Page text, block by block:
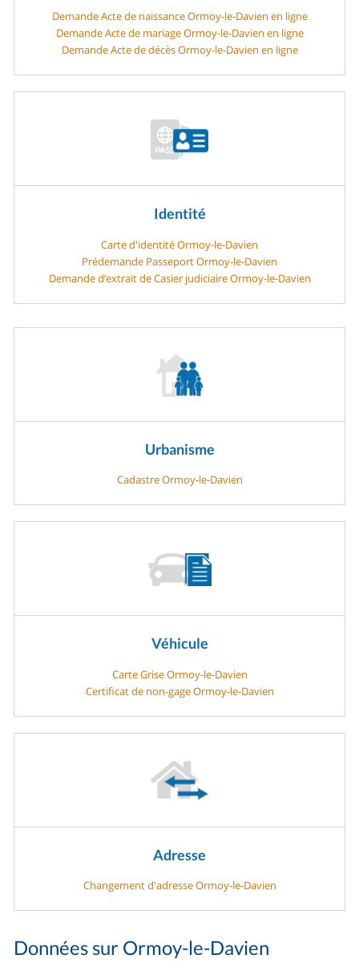
Demande Acte de naissance Ormoy-le-Davien en ligne
Demande Acte de mariage Ormoy-le-Davien en ligne
Demande Acte de décès Ormoy-le-Davien en ligne
Identité
Carte d'identité Ormoy-le-Davien
Prédemande Passeport Ormoy-le-Davien
Demande d’extrait de Casier judiciaire Ormoy-le-Davien
Urbanisme
Cadastre Ormoy-le-Davien
Véhicule
Carte Grise Ormoy-le-Davien
Certificat de non-gage Ormoy-le-Davien
Adresse
Changement d'adresse Ormoy-le-Davien
Données sur Ormoy-le-Davien